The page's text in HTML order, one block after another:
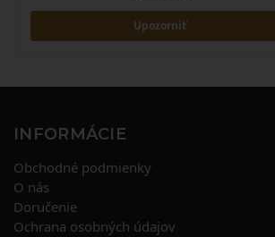
Upozorniť
INFORMÁCIE
Obchodné podmienky
O nás
Doručenie
Ochrana osobných údajov